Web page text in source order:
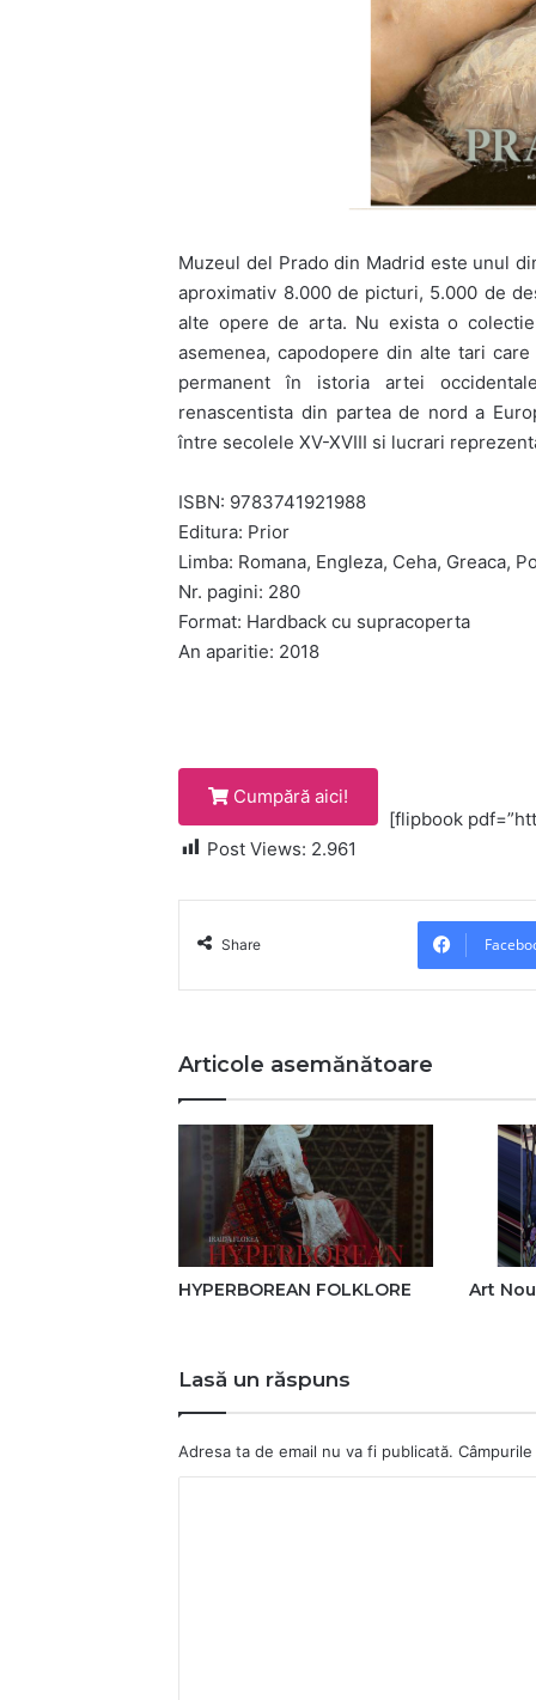
Muzeul del Prado din Madrid este unul
aproximativ 8.000 de picturi, 5.000 de
alte opere de arta. Nu exista o
asemenea, capodopere din alte tari
permanent în istoria artei
renascentista din partea de nord a
între secolele XV-XVIII si lucrari
ISBN: 9783741921988
Editura: Prior
Limba: Romana, Engleza, Ceha, Greaca,
Nr. pagini: 280
Format: Hardback cu supracoperta
An aparitie: 2018
Cumpără aici!
[flipbook
Post Views: 2.961
Share
Articole asemănătoare
HYPERBOREAN FOLKLORE Art
Lasă un răspuns
Adresa ta de email nu va fi publicată.